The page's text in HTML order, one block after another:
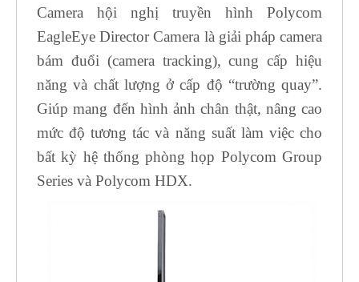
Camera hội nghị truyền hình Polycom
EagleEye Director Camera là giải pháp camera
bám đuổi (camera tracking), cung cấp hiệu
năng và chất lượng ở cấp độ “trường quay”.
Giúp mang đến hình ảnh chân thật, nâng cao
mức độ tương tác và năng suất làm việc cho
bất kỳ hệ thống phòng họp Polycom Group
Series và Polycom HDX.